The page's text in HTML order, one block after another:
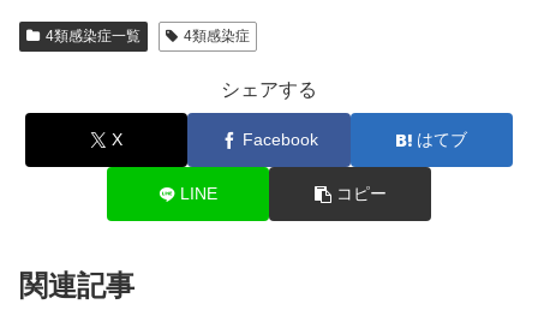
4類感染症一覧 4類感染症
シェアする
X Facebook はてブ
LINE コピー
関連記事